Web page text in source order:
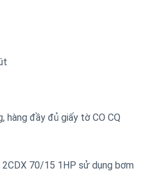
hàng đầy đủ giấy tờ CO CQ
70/15 1HP sử dụng bơm